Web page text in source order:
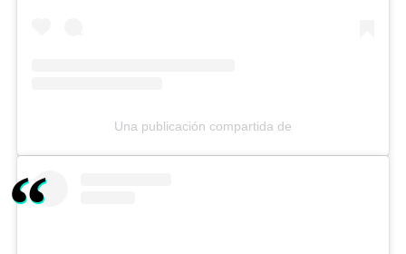
Una publicación compartida de